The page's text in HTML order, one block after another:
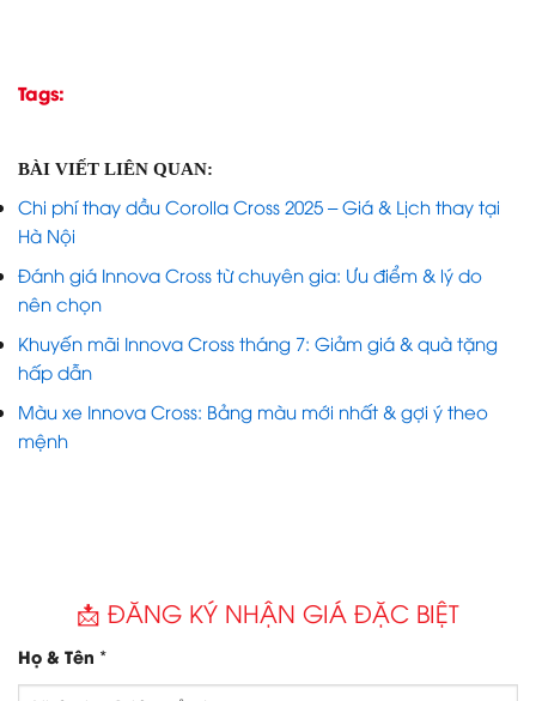
Tags:
BÀI VIẾT LIÊN QUAN:
Chi phí thay dầu Corolla Cross 2025 – Giá & Lịch thay tại
Hà Nội
Đánh giá Innova Cross từ chuyên gia: Ưu điểm & lý do
nên chọn
Khuyến mãi Innova Cross tháng 7: Giảm giá & quà tặng
hấp dẫn
Màu xe Innova Cross: Bảng màu mới nhất & gợi ý theo
mệnh
📩 ĐĂNG KÝ NHẬN GIÁ ĐẶC BIỆT
Họ & Tên *